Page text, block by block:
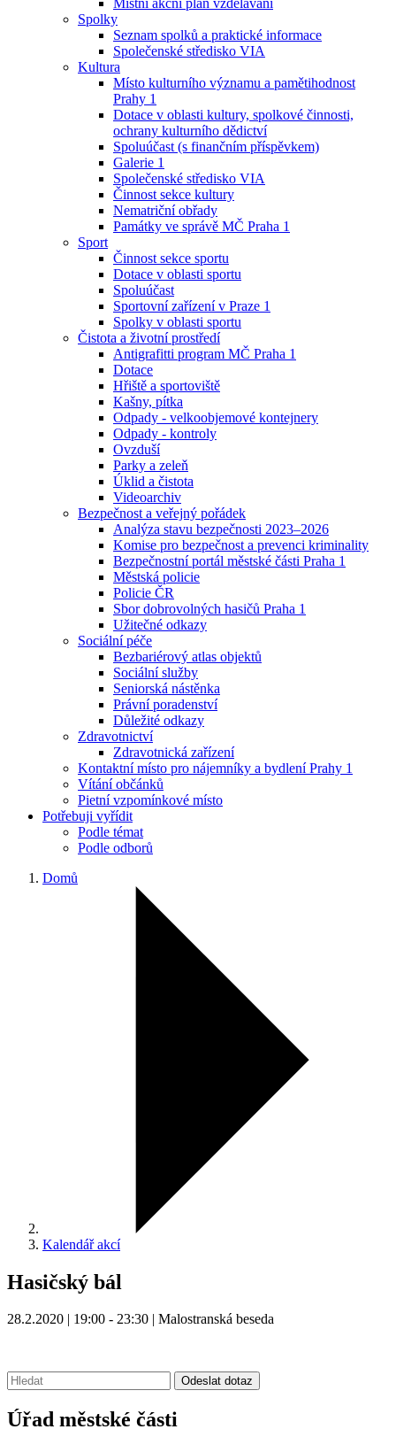
Spolky
Seznam spolků a praktické informace
Společenské středisko VIA
Kultura
Místo kulturního významu a pamětihodnost
Prahy 1
Dotace v oblasti kultury, spolkové činnosti,
ochrany kulturního dědictví
Spoluúčast (s finančním příspěvkem)
Galerie 1
Společenské středisko VIA
Činnost sekce kultury
Nematriční obřady
Památky ve správě MČ Praha 1
Sport
Činnost sekce sportu
Dotace v oblasti sportu
Spoluúčast
Sportovní zařízení v Praze 1
Spolky v oblasti sportu
Čistota a životní prostředí
Antigrafitti program MČ Praha 1
Dotace
Hřiště a sportoviště
Kašny, pítka
Odpady - velkoobjemové kontejnery
Odpady - kontroly
Ovzduší
Parky a zeleň
Úklid a čistota
Videoarchiv
Bezpečnost a veřejný pořádek
Analýza stavu bezpečnosti 2023–2026
Komise pro bezpečnost a prevenci kriminality
Bezpečnostní portál městské části Praha 1
Městská policie
Policie ČR
Sbor dobrovolných hasičů Praha 1
Užitečné odkazy
Sociální péče
Bezbariérový atlas objektů
Sociální služby
Seniorská nástěnka
Právní poradenství
Důležité odkazy
Zdravotnictví
Zdravotnická zařízení
Kontaktní místo pro nájemníky a bydlení Prahy 1
Vítání občánků
Pietní vzpomínkové místo
Potřebuji vyřídit
Podle témat
Podle odborů
Domů
Kalendář akcí
Hasičský bál
28.2.2020 | 19:00 - 23:30 | Malostranská beseda
Vyhledávání: Odeslat dotaz
Úřad městské části